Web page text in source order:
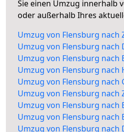
Sie einen Umzug innerhalb
oder außerhalb Ihres
Umzug von Flensburg nach
Umzug von Flensburg nach
Umzug von Flensburg nach
Umzug von Flensburg nach
Umzug von Flensburg nach
Umzug von Flensburg nach
Umzug von Flensburg nach
Umzug von Flensburg nach
Umzug von Flensburg nach